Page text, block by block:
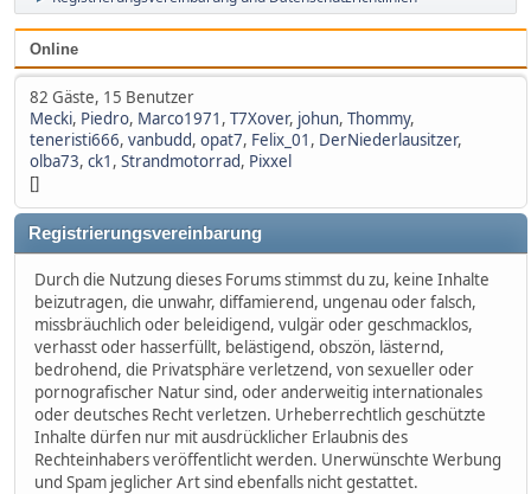
Online
82 Gäste, 15 Benutzer
Mecki, Piedro, Marco1971 , T7Xover, johun, Thommy,
teneristi666, vanbudd, opat7, Felix_01 , DerNiederlausitzer,
olba73, ck1 , Strandmotorrad, Pixxel
[]
Registrierungsvereinbarung
Durch die Nutzung dieses Forums stimmst du zu, keine Inhalte
beizutragen, die unwahr, diffamierend, ungenau oder falsch,
missbräuchlich oder beleidigend, vulgär oder geschmacklos,
verhasst oder hasserfüllt, belästigend, obszön, lästernd,
bedrohend, die Privatsphäre verletzend, von sexueller oder
pornografischer Natur sind, oder anderweitig internationales
oder deutsches Recht verletzen. Urheberrechtlich geschützte
Inhalte dürfen nur mit ausdrücklicher Erlaubnis des
Rechteinhabers veröffentlicht werden. Unerwünschte Werbung
und Spam jeglicher Art sind ebenfalls nicht gestattet.